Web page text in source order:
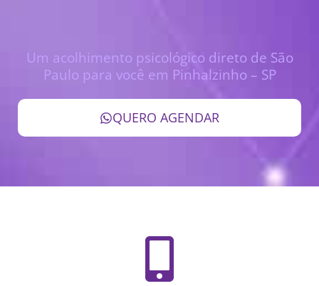
Um acolhimento psicológico direto de São
Paulo para você em Pinhalzinho – SP
QUERO AGENDAR